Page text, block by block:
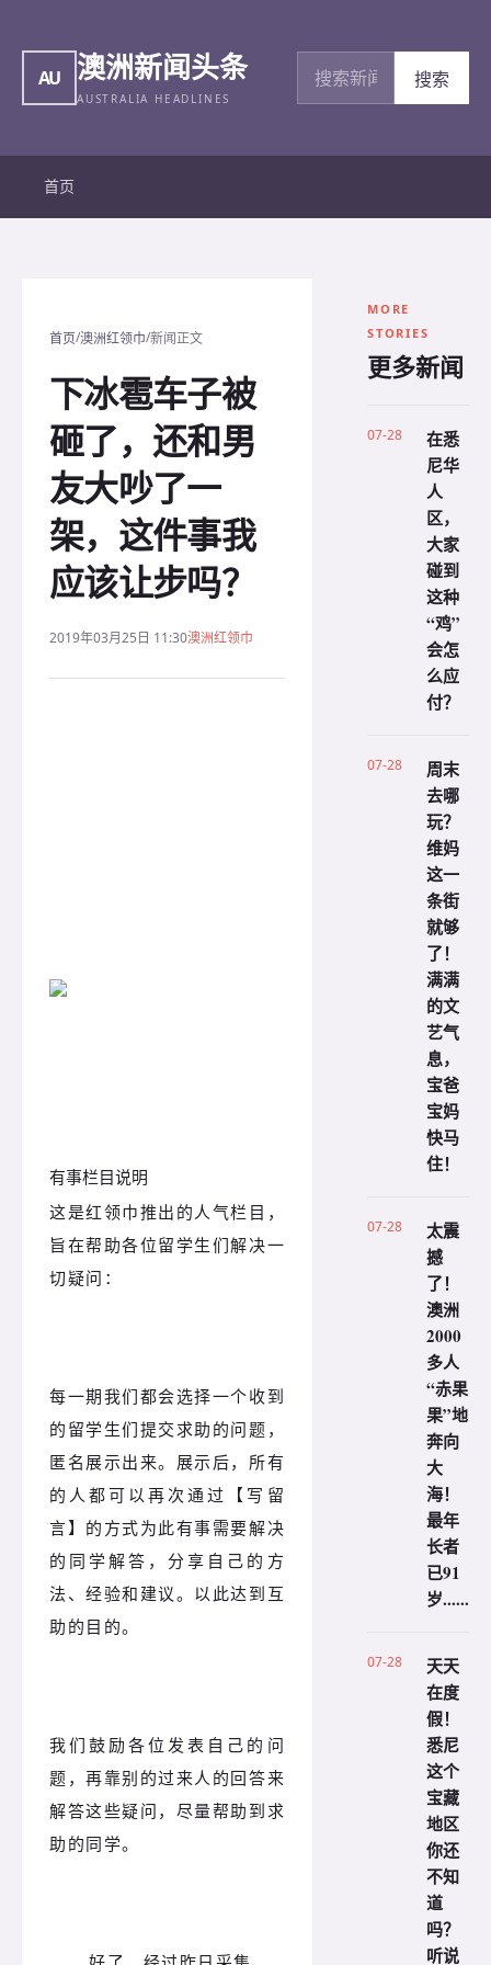
AU 澳洲新闻头条
AUSTRALIA HEADLINES
搜索新闻
搜索
首页
首页/澳洲红领巾/新闻正文
下冰雹车子被
砸了，还和男
友大吵了一
架，这件事我
应该让步吗？
2019年03月25日 11:30澳洲红领巾
有事栏目说明
这是红领巾推出的人气栏目，
旨在帮助各位留学生们解决一
切疑问：
每一期我们都会选择一个收到
的留学生们提交求助的问题，
匿名展示出来。展示后，所有
的人都可以再次通过【写留
言】的方式为此有事需要解决
的同学解答，分享自己的方
法、经验和建议。以此达到互
助的目的。
我们鼓励各位发表自己的问
题，再靠别的过来人的回答来
解答这些疑问，尽量帮助到求
助的同学。
MORE
STORIES
更多新闻
07-28
在悉
尼华
人
区，
大家
碰到
这种
“鸡”
会怎
么应
付？
07-28
周末
去哪
玩？
维妈
这一
条街
就够
了！
满满
的文
艺气
息，
宝爸
宝妈
快马
住！
07-28
太震
撼
了！
澳洲
2000
多人
“赤果
果”地
奔向
大
海！
最年
长者
已91
岁......
07-28
天天
在度
假！
悉尼
这个
宝藏
地区
你还
不知
道
吗？
听说